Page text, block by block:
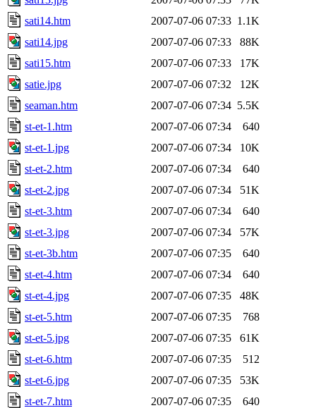
sati14.htm
2007-07-06 07:33 1.1K
sati14.jpg
2007-07-06 07:33
88K
sati15.htm
2007-07-06 07:33
17K
satie.jpg
2007-07-06 07:32
12K
seaman.htm
2007-07-06 07:34 5.5K
st-et-1.htm
2007-07-06 07:34
640
st-et-1.jpg
2007-07-06 07:34
10K
st-et-2.htm
2007-07-06 07:34
640
st-et-2.jpg
2007-07-06 07:34
51K
st-et-3.htm
2007-07-06 07:34
640
st-et-3.jpg
2007-07-06 07:34
57K
st-et-3b.htm
2007-07-06 07:35
640
st-et-4.htm
2007-07-06 07:34
640
st-et-4.jpg
2007-07-06 07:35
48K
st-et-5.htm
2007-07-06 07:35
768
st-et-5.jpg
2007-07-06 07:35
61K
st-et-6.htm
2007-07-06 07:35
512
st-et-6.jpg
2007-07-06 07:35
53K
st-et-7.htm
2007-07-06 07:35
640